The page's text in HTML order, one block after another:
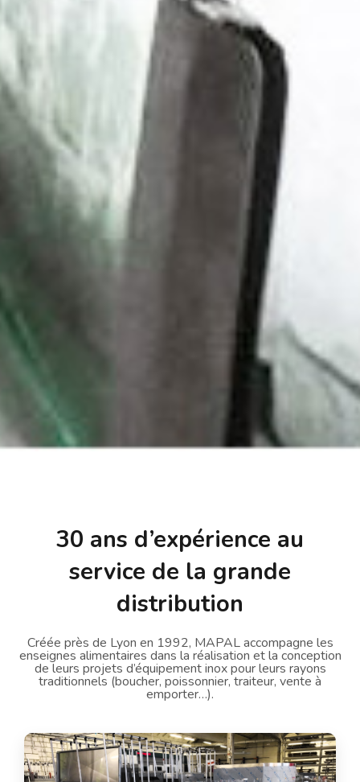
30 ans d’expérience au
service de la grande
distribution
Créée près de Lyon en 1992, MAPAL accompagne les
enseignes alimentaires dans la réalisation et la conception
de leurs projets d’équipement inox pour leurs rayons
traditionnels (boucher, poissonnier, traiteur, vente à
emporter…).